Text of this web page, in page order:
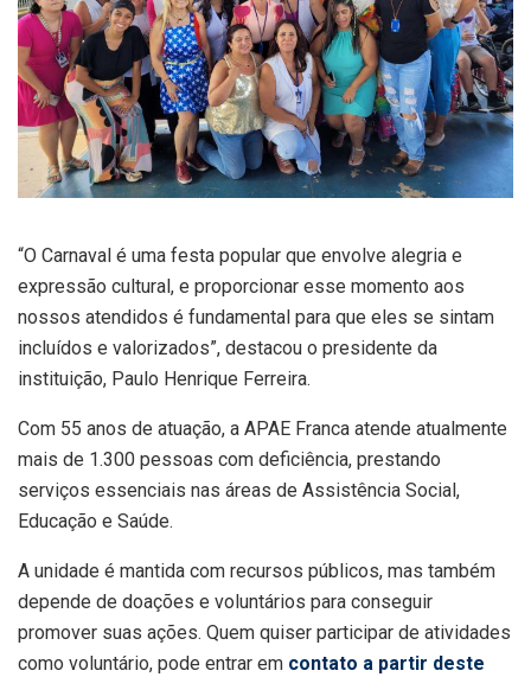
“O Carnaval é uma festa popular que envolve alegria e
expressão cultural, e proporcionar esse momento aos
nossos atendidos é fundamental para que eles se sintam
incluídos e valorizados”, destacou o presidente da
instituição, Paulo Henrique Ferreira.
Com 55 anos de atuação, a APAE Franca atende atualmente
mais de 1.300 pessoas com deficiência, prestando
serviços essenciais nas áreas de Assistência Social,
Educação e Saúde.
A unidade é mantida com recursos públicos, mas também
depende de doações e voluntários para conseguir
promover suas ações. Quem quiser participar de atividades
como voluntário, pode entrar em contato a partir deste